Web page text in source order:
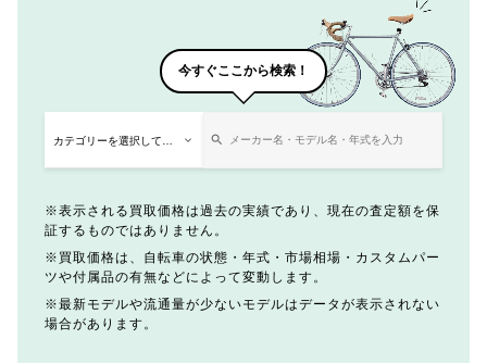
今すぐここから検索！
表示される買取価格は過去の実績であり、現在の査定額を保
証するものではありません。
買取価格は、自転車の状態・年式・市場相場・カスタムパー
ツや付属品の有無などによって変動します。
最新モデルや流通量が少ないモデルはデータが表示されない
場合があります。